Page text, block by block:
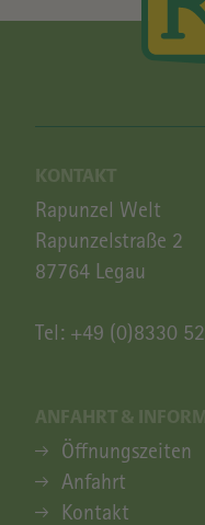
KONTAKT
Rapunzel Welt
Rapunzelstraße 2
87764 Legau
Tel: +49 (0)8330
ANFAHRT &
ANFAHRT &
Öffnungszeiten
Anfahrt
Kontakt